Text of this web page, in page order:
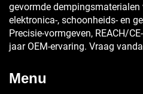
gevormde dempingsmaterialen
elektronica-, schoonheids- en
Precisie-vormgeven, REACH/
jaar OEM-ervaring. Vraag
Menu